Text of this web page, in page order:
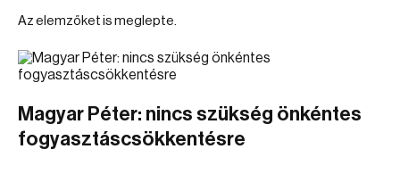
Az elemzőket is meglepte.
Magyar Péter: nincs szükség önkéntes
fogyasztáscsökkentésre